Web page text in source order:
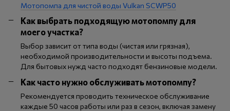
Мотопомпа для чистой воды Vulkan SCWP50
Как выбрать подходящую мотопомпу для
моего участка?
Выбор зависит от типа воды (чистая или грязная),
необходимой производительности и высоты подъема.
Для бытовых нужд часто подходят бензиновые модели.
Как часто нужно обслуживать мотопомпу?
Рекомендуется проводить техническое обслуживание
каждые 50 часов работы или раз в сезон, включая замену